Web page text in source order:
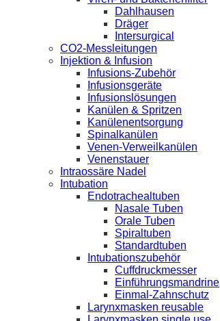
Dahlhausen
Dräger
Intersurgical
CO2-Messleitungen
Injektion & Infusion
Infusions-Zubehör
Infusionsgeräte
Infusionslösungen
Kanülen & Spritzen
Kanülenentsorgung
Spinalkanülen
Venen-Verweilkanülen
Venenstauer
Intraossäre Nadel
Intubation
Endotrachealtuben
Nasale Tuben
Orale Tuben
Spiraltuben
Standardtuben
Intubationszubehör
Cuffdruckmesser
Einführungsmandrine
Einmal-Zahnschutz
Larynxmasken reusable